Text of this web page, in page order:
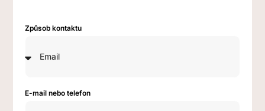
Způsob kontaktu
E-mail nebo telefon